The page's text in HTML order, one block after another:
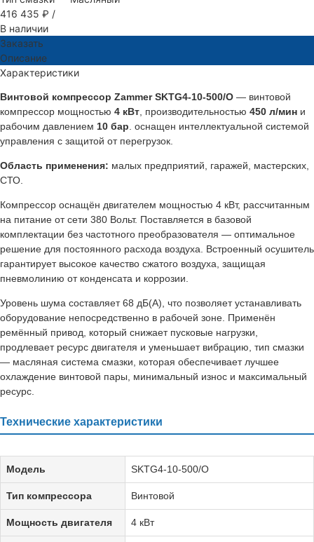
416 435 ₽ /
В наличии
Заказать
Описание
Характеристики
Винтовой компрессор Zammer SKTG4-10-500/O — винтовой
компрессор мощностью 4 кВт , производительностью 450 л/мин и
рабочим давлением 10 бар . оснащен интеллектуальной системой
управления с защитой от перегрузок.
Область применения: малых предприятий, гаражей, мастерских,
СТО.
Компрессор оснащён двигателем мощностью 4 кВт, рассчитанным
на питание от сети 380 Вольт. Поставляется в базовой
комплектации без частотного преобразователя — оптимальное
решение для постоянного расхода воздуха. Встроенный осушитель
гарантирует высокое качество сжатого воздуха, защищая
пневмолинию от конденсата и коррозии.
Уровень шума составляет 68 дБ(А), что позволяет устанавливать
оборудование непосредственно в рабочей зоне. Применён
ремённый привод, который снижает пусковые нагрузки,
продлевает ресурс двигателя и уменьшает вибрацию, тип смазки
— масляная система смазки, которая обеспечивает лучшее
охлаждение винтовой пары, минимальный износ и максимальный
ресурс.
Технические характеристики
Модель SKTG4-10-500/O
Тип компрессора Винтовой
Мощность двигателя 4 кВт